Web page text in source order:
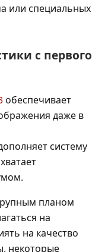
или специальных
с первого
обеспечивает
даже в
систему
планом
на
на качество
некоторые